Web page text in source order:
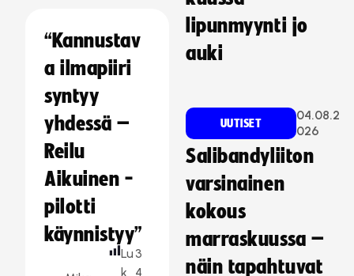
“Kannustav
a ilmapiiri
syntyy
yhdessä –
Reilu
Aikuinen -
pilotti
käynnistyy”
Lu
k
3
4
lipunmyynti jo
auki
UUTISET
04.08.2
026
Salibandyliiton
varsinainen
kokous
marraskuussa –
näin tapahtuvat